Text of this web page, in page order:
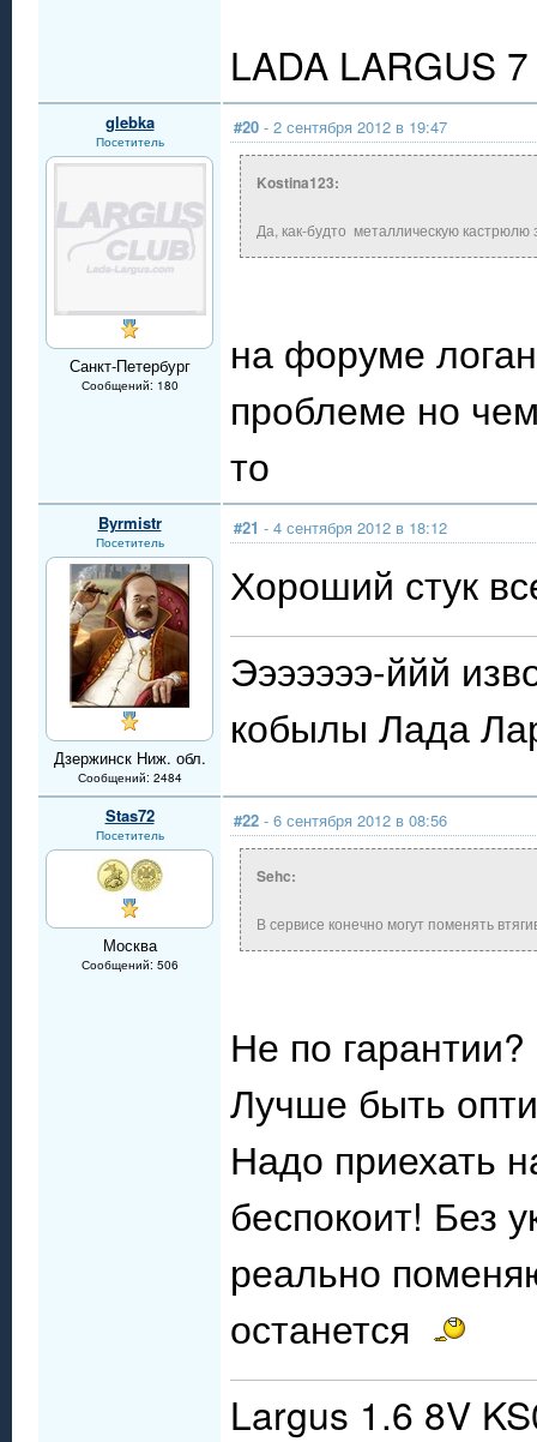
LADA LARGUS
glebka
Посетитель
Санкт-Петербург
Сообщений: 180
#20 - 2 сентября 2012 в 19:47
Kostina123:
Да, как-будто металлическую
на форуме
проблеме но
то
Byrmistr
Посетитель
Дзержинск Ниж. обл.
Сообщений: 2484
#21 - 4 сентября 2012 в 18:12
Хороший стук
Эээээээ-ййй
кобылы Лада
Stas72
Посетитель
Москва
Сообщений: 506
#22 - 6 сентября 2012 в 08:56
Sehc:
В сервисе конечно могут поменять
Не по
Лучше быть
Надо приехать
беспокоит! Без
реально
останется
Largus 1.6 8V